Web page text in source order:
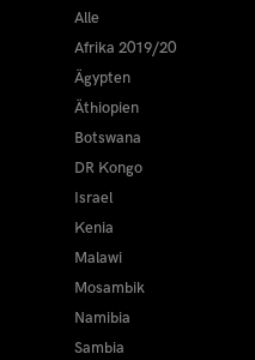
Alle
Afrika 2019/20
Ägypten
Äthiopien
Botswana
DR Kongo
Israel
Kenia
Malawi
Mosambik
Namibia
Sambia